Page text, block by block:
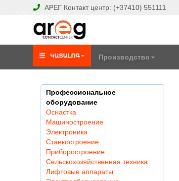
АРЕГ Контакт центр: (+37410) 551111
Производство
Профессиональное
оборудование
Оснастка
Машиностроение
Электроника
Станкостроение
Приборостроение
Сельскохозяйственная техника
Лифтовые аппараты